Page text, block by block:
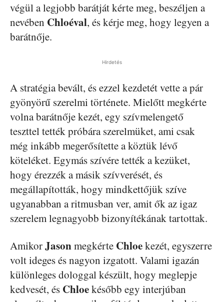
végül a legjobb barátját kérte meg, beszéljen a
nevében Chloéval, és kérje meg, hogy legyen a
barátnője.
Hirdetés
A stratégia bevált, és ezzel kezdetét vette a pár
gyönyörű szerelmi története. Mielőtt megkérte
volna barátnője kezét, egy szívmelengető
teszttel tették próbára szerelmüket, ami csak
még inkább megerősítette a köztük lévő
köteléket. Egymás szívére tették a kezüket,
hogy érezzék a másik szívverését, és
megállapították, hogy mindkettőjük szíve
ugyanabban a ritmusban ver, amit ők az igaz
szerelem legnagyobb bizonyítékának tartottak.
AmikorJasonmegkérte Chloekezét, egyszerre
volt ideges és nagyon izgatott. Valami igazán
különleges dologgal készült, hogy meglepje
kedvesét, és Chloekésőbb egy interjúban